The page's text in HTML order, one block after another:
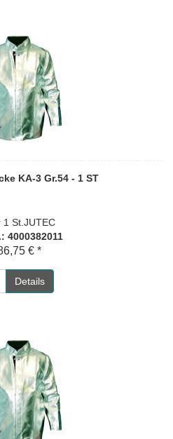
KA-3 Gr.54 - 1 ST
1 St.JUTEC
4000382011
€ *
Details